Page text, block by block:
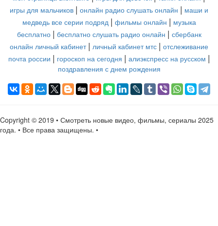
игры для мальчиков | онлайн радио слушать онлайн | маши и
медведь все серии подряд | фильмы онлайн | музыка
бесплатно | бесплатно слушать радио онлайн | сбербанк
онлайн личный кабинет | личный кабинет мтс | отслеживание
почта россии | гороскоп на сегодня | алиэкспресс на русском |
поздравления с днем рождения
Copyright © 2019 • Смотреть новые видео, фильмы, сериалы 2025
года. • Все права защищены. •